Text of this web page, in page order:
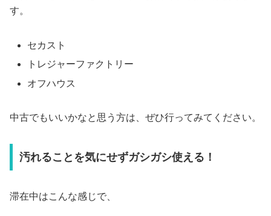
す。
セカスト
トレジャーファクトリー
オフハウス
中古でもいいかなと思う方は、ぜひ行ってみてください。
汚れることを気にせずガシガシ使える！
滞在中はこんな感じで、